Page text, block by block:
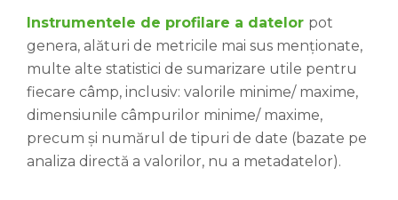
Instrumentele de profilare a datelor pot
genera, alături de metricile mai sus menționate,
multe alte statistici de sumarizare utile pentru
fiecare câmp, inclusiv: valorile minime/ maxime,
dimensiunile câmpurilor minime/ maxime,
precum și numărul de tipuri de date (bazate pe
analiza directă a valorilor, nu a metadatelor).